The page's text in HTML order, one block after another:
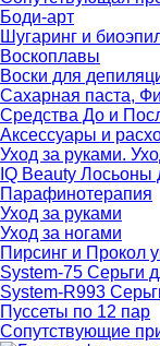
Боди-арт
Шугаринг и
Воскоплавы
Воски для
Сахарная паста,
Средства До и
Аксессуары и
Уход за руками.
IQ Beauty Лосьоны
Парафинотерапия
Уход за руками
Уход за ногами
Пирсинг и Прокол
System-75 Серьги
System-R993
Пуссеты по 12 пар
Cопутствующие